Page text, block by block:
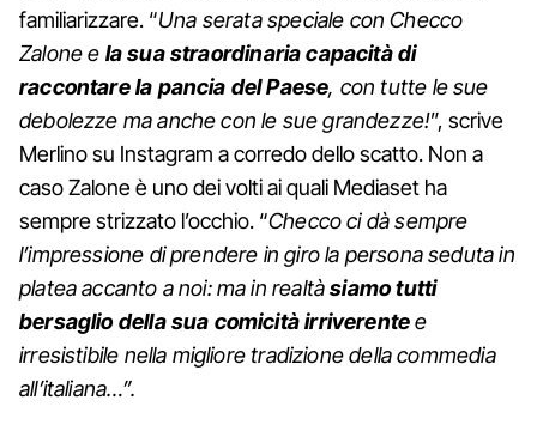
familiarizzare. “Una serata speciale con Checco
Zalone e la sua straordinaria capacità di
raccontare la pancia del Paese, con tutte le sue
debolezze ma anche con le sue grandezze!”, scrive
Merlino su Instagram a corredo dello scatto. Non a
caso Zalone è uno dei volti ai quali Mediaset ha
sempre strizzato l’occhio. “Checco ci dà sempre
l’impressione di prendere in giro la persona seduta in
platea accanto a noi: ma in realtàsiamo tutti
bersaglio della sua comicità irriverentee
irresistibile nella migliore tradizione della commedia
all’italiana…”.